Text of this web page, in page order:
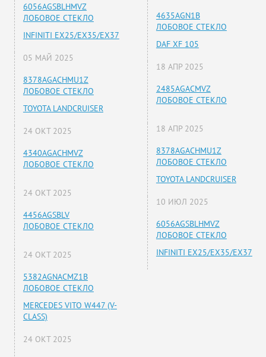
6056AGSBLHMVZ
ЛОБОВОЕ СТЕКЛО
INFINITI EX25/EX35/EX37
05 МАЙ 2025
8378AGACHMU1Z
ЛОБОВОЕ СТЕКЛО
TOYOTA LANDCRUISER
24 ОКТ 2025
4340AGACHMVZ
ЛОБОВОЕ СТЕКЛО
24 ОКТ 2025
4456AGSBLV
ЛОБОВОЕ СТЕКЛО
24 ОКТ 2025
5382AGNACMZ1B
ЛОБОВОЕ СТЕКЛО
MERCEDES VITO W447 (V-
CLASS)
24 ОКТ 2025
4635AGN1B
ЛОБОВОЕ СТЕКЛО
DAF XF 105
18 АПР 2025
2485AGACMVZ
ЛОБОВОЕ СТЕКЛО
18 АПР 2025
8378AGACHMU1Z
ЛОБОВОЕ СТЕКЛО
TOYOTA LANDCRUISER
10 ИЮЛ 2025
6056AGSBLHMVZ
ЛОБОВОЕ СТЕКЛО
INFINITI EX25/EX35/EX37